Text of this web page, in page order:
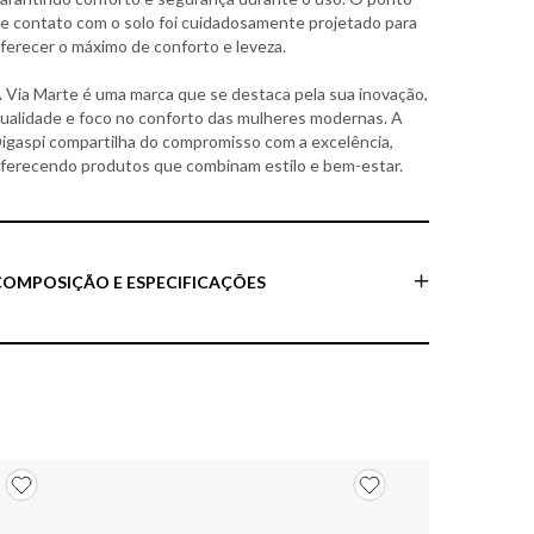
contato com o solo foi cuidadosamente projetado para
o máximo de conforto e leveza.
Via Marte é uma marca que se destaca pela sua inovação,
e foco no conforto das mulheres modernas. A
compartilha do compromisso com a excelência,
produtos que combinam estilo e bem-estar.
E ESPECIFICAÇÕES